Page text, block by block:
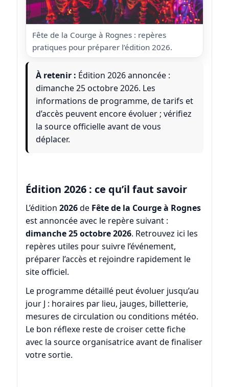
Fête de la Courge à Rognes : repères
pratiques pour préparer l’édition 2026.
À retenir : Édition 2026 annoncée :
dimanche 25 octobre 2026. Les
informations de programme, de tarifs et
d’accès peuvent encore évoluer ; vérifiez
la source officielle avant de vous
déplacer.
Édition 2026 : ce qu’il faut savoir
L’édition 2026de Fête de la Courge à Rognes
est annoncée avec le repère suivant :
dimanche 25 octobre 2026. Retrouvez ici les
repères utiles pour suivre l’événement,
préparer l’accès et rejoindre rapidement le
site officiel.
Le programme détaillé peut évoluer jusqu’au
jour J : horaires par lieu, jauges, billetterie,
mesures de circulation ou conditions météo.
Le bon réflexe reste de croiser cette fiche
avec la source organisatrice avant de finaliser
votre sortie.